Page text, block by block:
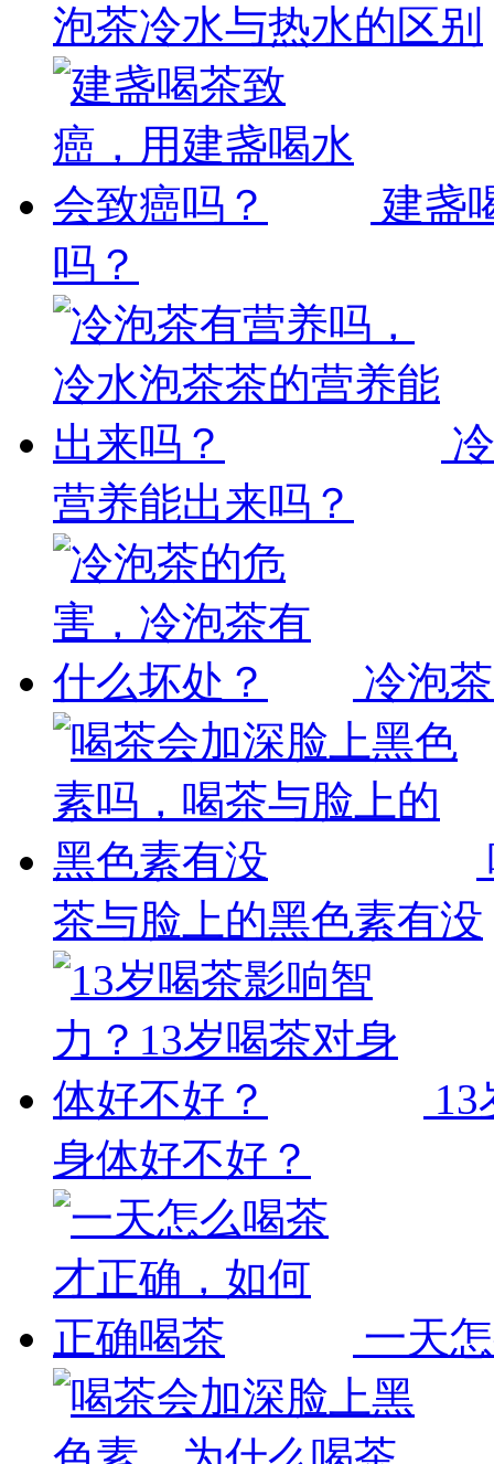
泡茶冷水与热水的区别
建盏
吗？
营养能出来吗？
冷泡
茶与脸上的黑色素有没
身体好不好？
一天